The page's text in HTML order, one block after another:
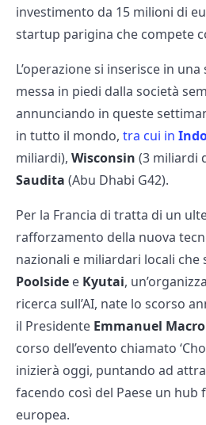
investimento da 15 milioni di
startup parigina che compete
L’operazione si inserisce in
messa in piedi dalla società
annunciando in queste
in tutto il mondo, tra cui in
miliardi), Wisconsin (3 miliardi
Saudita (Abu Dhabi G42).
Per la Francia di tratta di un
rafforzamento della nuova
nazionali e miliardari locali
Poolside e Kyutai,
ricerca sull’AI, nate lo scorso
il Presidente Emmanuel
corso dell’evento chiamato
inizierà oggi, puntando ad
facendo così del Paese un hub
europea.